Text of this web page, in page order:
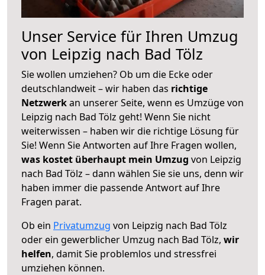
Unser Service für Ihren Umzug
von Leipzig nach Bad Tölz
Sie wollen umziehen? Ob um die Ecke oder
deutschlandweit – wir haben das richtige
Netzwerkan unserer Seite, wenn es Umzüge von
Leipzig nach Bad Tölz geht! Wenn Sie nicht
weiterwissen – haben wir die richtige Lösung für
Sie! Wenn Sie Antworten auf Ihre Fragen wollen,
was kostet überhaupt mein Umzug von Leipzig
nach Bad Tölz – dann wählen Sie sie uns, denn wir
haben immer die passende Antwort auf Ihre
Fragen parat.
Ob ein Privatumzug von Leipzig nach Bad Tölz
oder ein gewerblicher Umzug nach Bad Tölz, wir
helfen, damit Sie problemlos und stressfrei
umziehen können.